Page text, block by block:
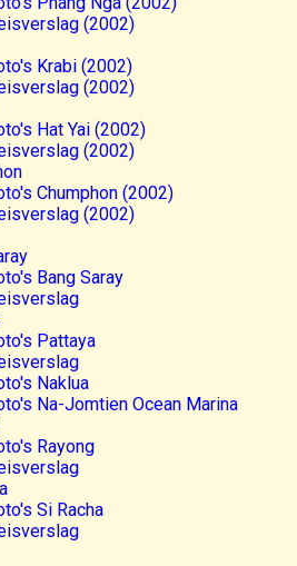
(2002)
Krabi (2002)
(2002)
Hat Yai (2002)
(2002)
Chumphon (2002)
(2002)
Bang Saray
Pattaya
Naklua
Na-Jomtien Ocean Marina
Rayong
Si Racha